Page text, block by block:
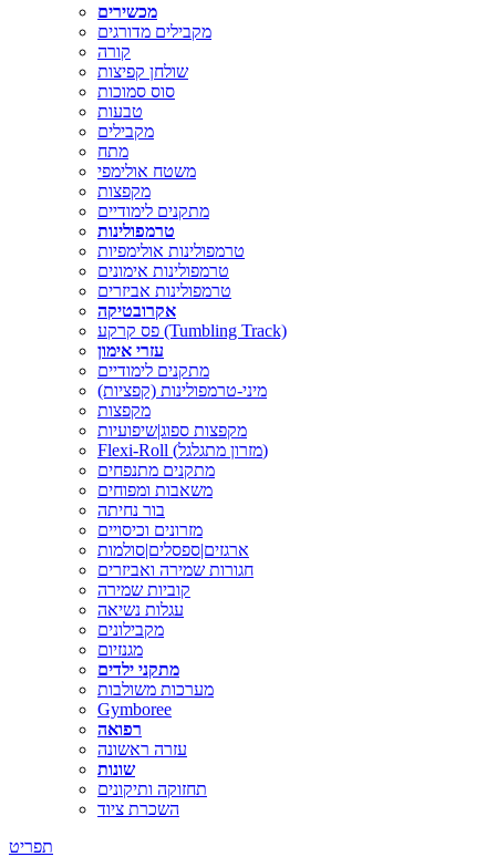
מכשירים
מקבילים מדורגים
קורה
שולחן קפיצות
סוס סמוכות
טבעות
מקבילים
מתח
משטח אולימפי
מקפצות
מתקנים לימודיים
טרמפולינות
טרמפולינות אולימפיות
טרמפולינות אימונים
טרמפולינות אביזרים
אקרובטיקה
פס קרקע (Tumbling Track)
עזרי אימון
מתקנים לימודיים
מיני-טרמפולינות (קפציות)
מקפצות
מקפצות ספוג|שיפועיות
Flexi-Roll (מזרון מתגלגל)
מתקנים מתנפחים
משאבות ומפוחים
בור נחיתה
מזרונים וכיסויים
ארגזים|ספסלים|סולמות
חגורות שמירה ואביזרים
קוביות שמירה
עגלות נשיאה
מקבילונים
מגנזיום
מתקני ילדים
מערכות משולבות
Gymboree
רפואה
עזרה ראשונה
שונות
תחזוקה ותיקונים
השכרת ציוד
תפריט